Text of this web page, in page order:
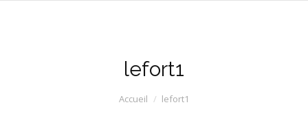
lefort1
Accueil lefort1